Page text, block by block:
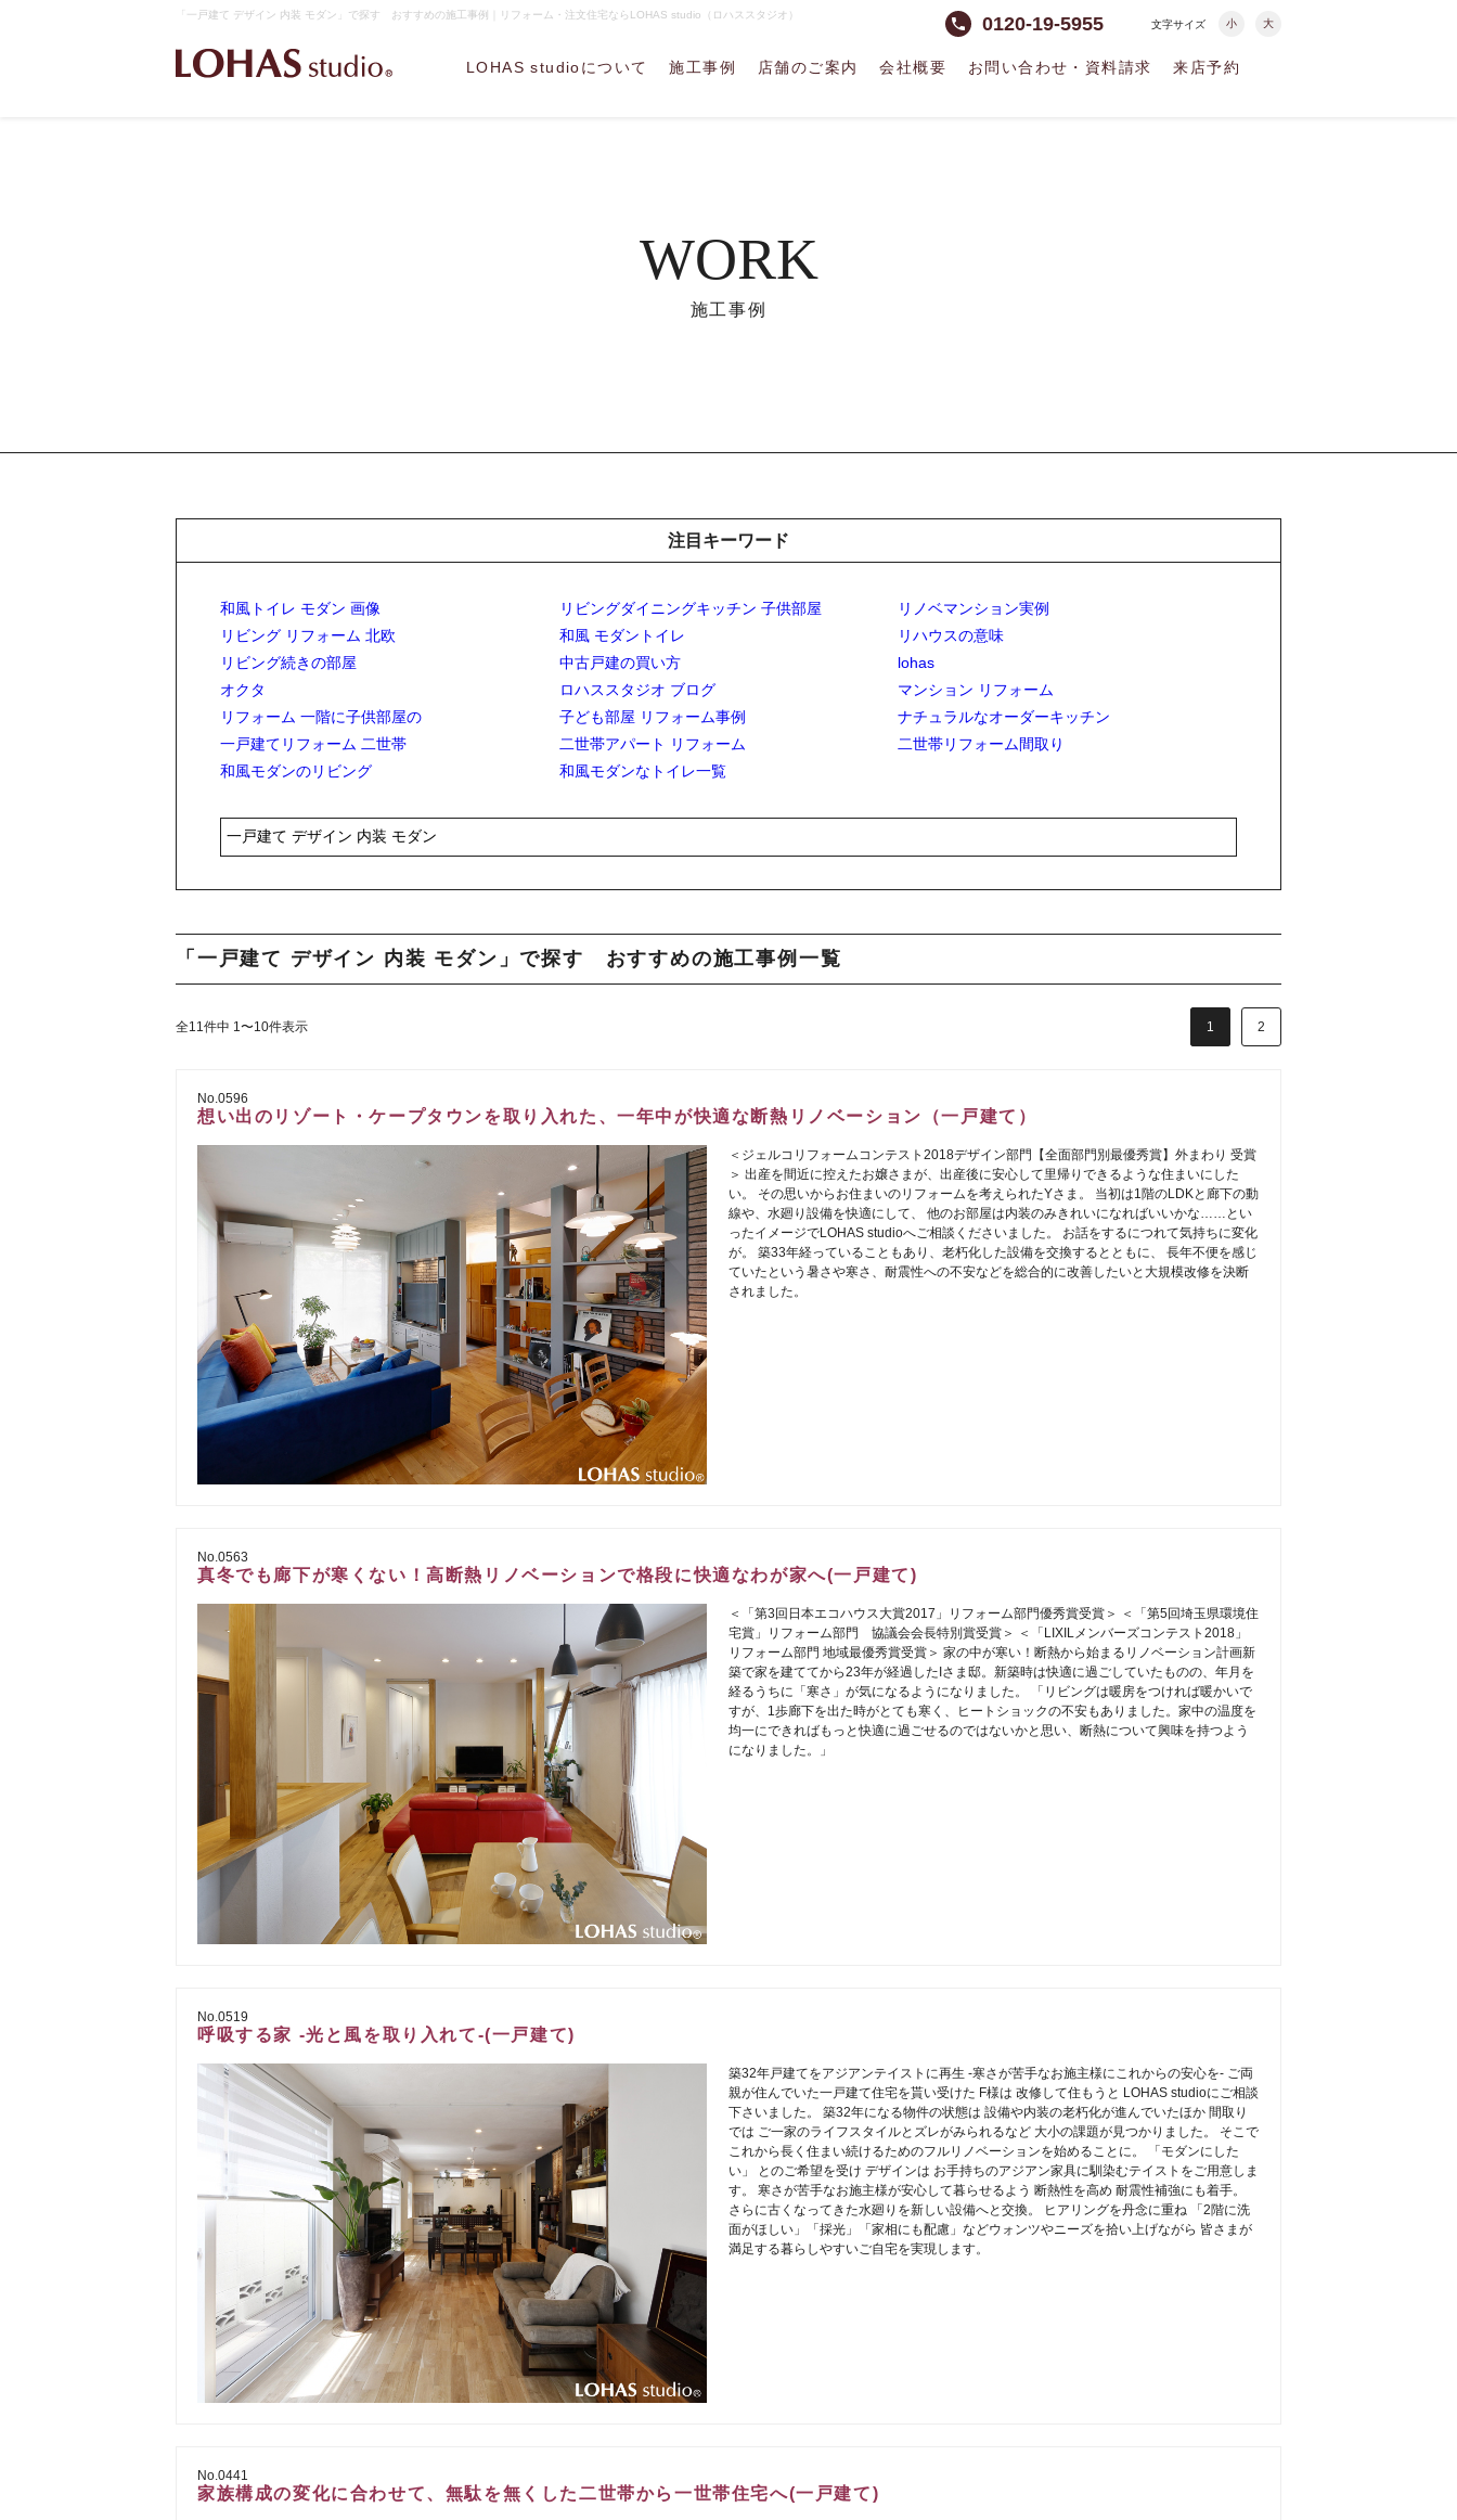
「一戸建て デザイン 内装 モダン」で探す おすすめの施工事例｜リフォーム・注文住宅ならLOHAS studio（ロハススタジオ）
phone 0120-19-5955 文字サイズ 小 大
LOHAS studioについて 施工事例 店舗のご案内 会社概要 お問い合わせ・資料請求 来店予約
WORK
施工事例
注目キーワード
和風トイレ モダン 画像 リビングダイニングキッチン 子供部屋
リノベマンション実例
リビング リフォーム 北欧
和風 モダントイレ
リハウスの意味
リビング続きの部屋
中古戸建の買い方
lohas
オクタ
ロハススタジオ ブログ
マンション リフォーム
リフォーム 一階に子供部屋の
子ども部屋 リフォーム事例
ナチュラルなオーダーキッチン
一戸建てリフォーム 二世帯
二世帯アパート リフォーム
二世帯リフォーム間取り
和風モダンのリビング
和風モダンなトイレ一覧
「一戸建て デザイン 内装 モダン」で探す おすすめの施工事例一覧
全11件中 1〜10件表示 1 2
No.0596
想い出のリゾート・ケープタウンを取り入れた、一年中が快適な断熱リノベーション（一戸建て）
＜ジェルコリフォームコンテスト2018デザイン部門【全面部門別最優秀賞】外まわり 受賞
＞ 出産を間近に控えたお嬢さまが、出産後に安心して里帰りできるような住まいにした
い。 その思いからお住まいのリフォームを考えられたYさま。 当初は1階のLDKと廊下の動
線や、水廻り設備を快適にして、 他のお部屋は内装のみきれいになればいいかな……とい
ったイメージでLOHAS studioへご相談くださいました。 お話をするにつれて気持ちに変化
が。 築33年経っていることもあり、老朽化した設備を交換するとともに、 長年不便を感じ
ていたという暑さや寒さ、耐震性への不安などを総合的に改善したいと大規模改修を決断
されました。
No.0563
真冬でも廊下が寒くない！高断熱リノベーションで格段に快適なわが家へ(一戸建て)
＜「第3回日本エコハウス大賞2017」リフォーム部門優秀賞受賞＞ ＜「第5回埼玉県環境住
宅賞」リフォーム部門 協議会会長特別賞受賞＞ ＜「LIXILメンバーズコンテスト2018」
リフォーム部門 地域最優秀賞受賞＞ 家の中が寒い！断熱から始まるリノベーション計画新
築で家を建ててから23年が経過したIさま邸。新築時は快適に過ごしていたものの、年月を
経るうちに「寒さ」が気になるようになりました。 「リビングは暖房をつければ暖かいで
すが、1歩廊下を出た時がとても寒く、ヒートショックの不安もありました。家中の温度を
均一にできればもっと快適に過ごせるのではないかと思い、断熱について興味を持つよう
になりました。」
No.0519
呼吸する家 -光と風を取り入れて-(一戸建て)
築32年戸建てをアジアンテイストに再生 -寒さが苦手なお施主様にこれからの安心を- ご両
親が住んでいた一戸建て住宅を貰い受けた F様は 改修して住もうと LOHAS studioにご相談
下さいました。 築32年になる物件の状態は 設備や内装の老朽化が進んでいたほか 間取り
では ご一家のライフスタイルとズレがみられるなど 大小の課題が見つかりました。 そこで
これから長く住まい続けるためのフルリノベーションを始めることに。 「モダンにした
い」 とのご希望を受け デザインは お手持ちのアジアン家具に馴染むテイストをご用意しま
す。 寒さが苦手なお施主様が安心して暮らせるよう 断熱性を高め 耐震性補強にも着手。
さらに古くなってきた水廻りを新しい設備へと交換。 ヒアリングを丹念に重ね 「2階に洗
面がほしい」「採光」「家相にも配慮」などウォンツやニーズを拾い上げながら 皆さまが
満足する暮らしやすいご自宅を実現します。
No.0441
家族構成の変化に合わせて、無駄を無くした二世帯から一世帯住宅へ(一戸建て)